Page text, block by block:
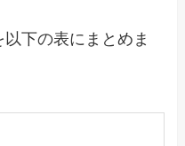
下の表にまとめま